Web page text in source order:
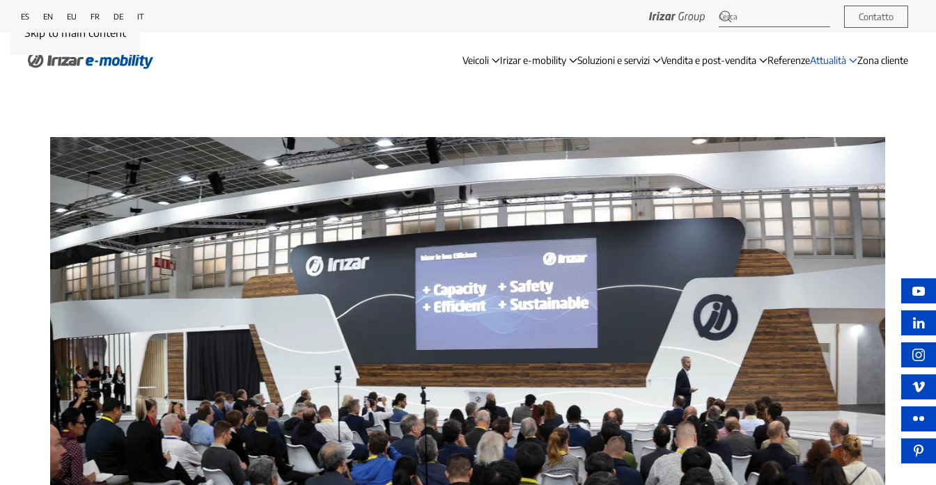
Skip to main content
ES EN EU FR DE IT Contatto
Veicoli Irizar e-mobility Soluzioni e servizi Vendita e post-vendita ReferenzeAttualità Zona cliente